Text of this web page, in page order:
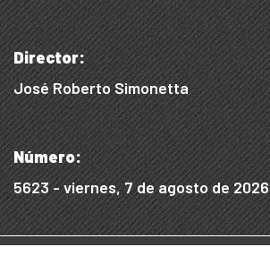
Director:
José Roberto Simonetta
Número:
5623 - viernes, 7 de agosto de 2026